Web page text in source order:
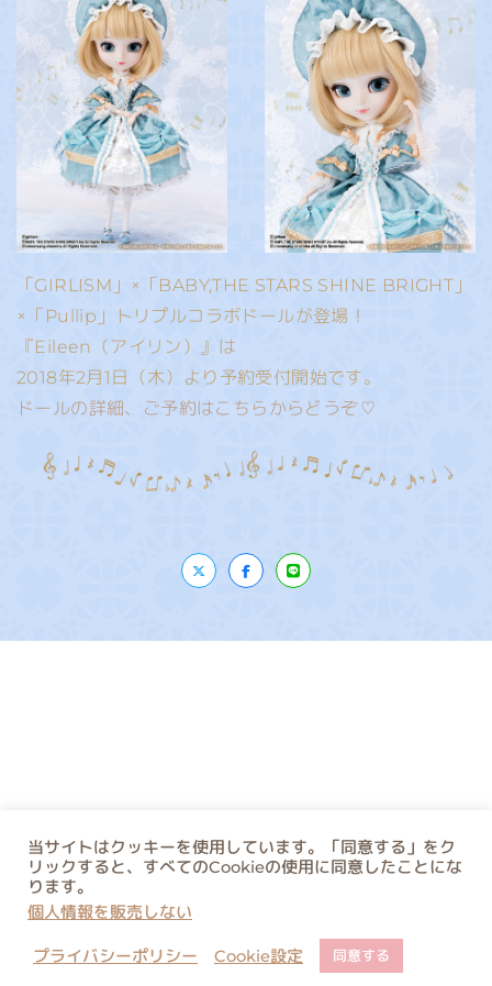
「GIRLISM」×「BABY,THE STARS SHINE BRIGHT」
×「Pullip」トリプルコラボドールが登場！
『Eileen（アイリン）』は
2018年2⽉1⽇（木）より予約受付開始です。
ドールの詳細、ご予約はこちらからどうぞ♡
当サイトはクッキーを使用しています。「同意する」をク
リックすると、すべてのCookieの使用に同意したことにな
ります。
個人情報を販売しない
プライバシーポリシー Cookie設定 同意する